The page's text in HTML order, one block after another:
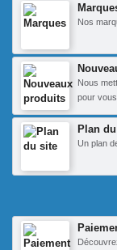
Nos
Nous
pour
Plan
Un plan